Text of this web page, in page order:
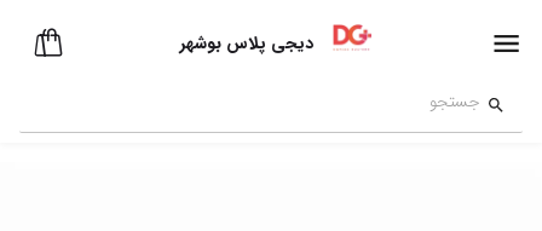
دیجی پلاس بوشهر